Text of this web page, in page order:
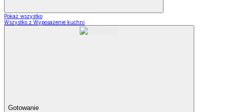
Pokaż wszystko
Wszystko z Wyposażenie kuchni
Gotowanie